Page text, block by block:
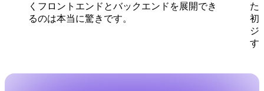
くフロントエンドとバックエンドを展開でき
るのは本当に驚きです。
た
初
ジ
す